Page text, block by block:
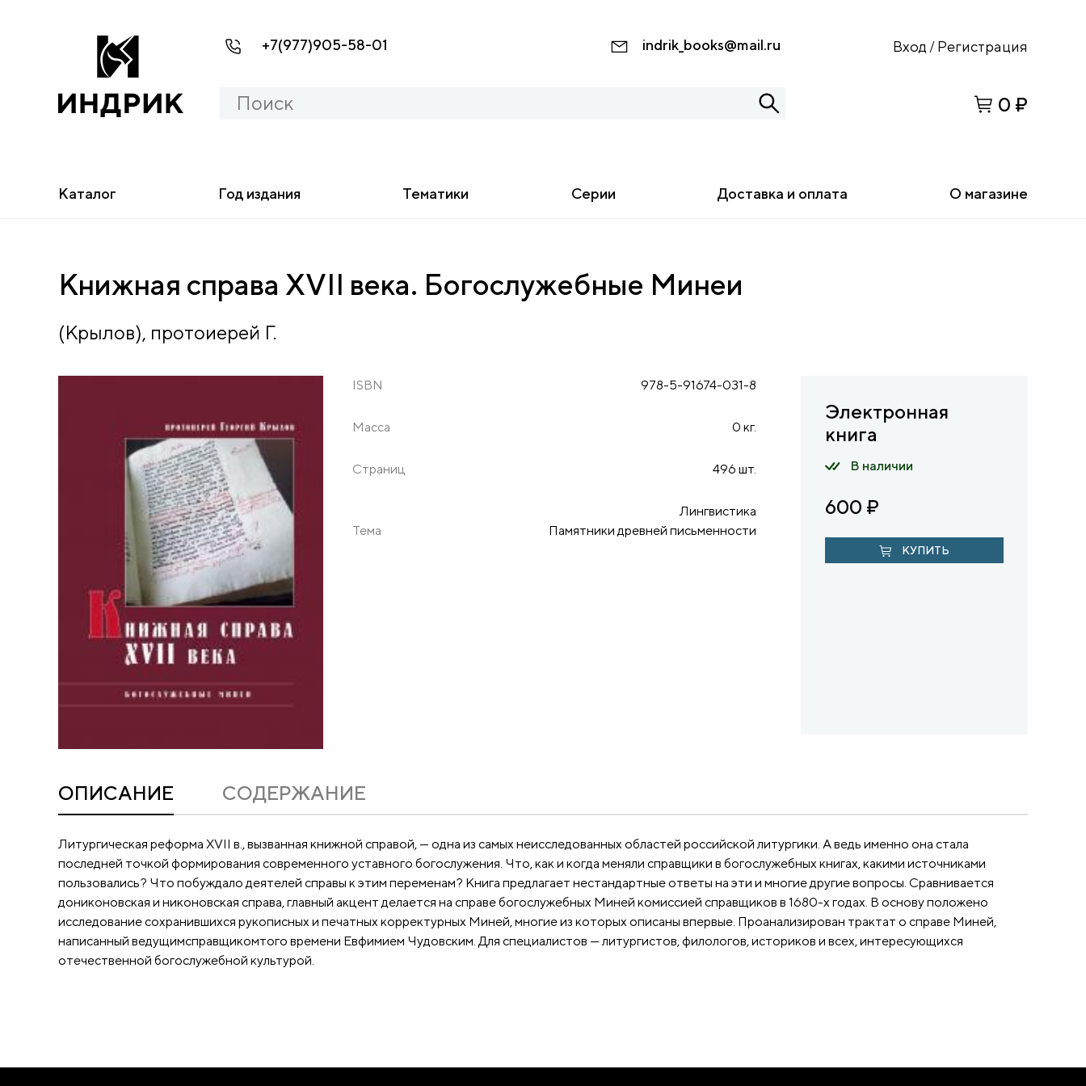
+7(977)905-58-01 indrik_books@mail.ru Вход / Регистрация
0 ₽
Каталог Год издания Тематики Серии Доставка и оплата О магазине
Книжная справа XVII века. Богослужебные Минеи
(Крылов), протоиерей Г.
ISBN 978-5-91674-031-8
Масса 0 кг.
Страниц 496 шт.
Тема
Лингвистика
Памятники древней письменности
Электронная
книга
В наличии
600 ₽
КУПИТЬ
ОПИСАНИЕ CОДЕРЖАНИЕ
Литургическая реформа XVII в., вызванная книжной справой, — одна из самых неисследованных областей российской литургики. А ведь именно она стала
последней точкой формирования современного уставного богослужения. Что, как и когда меняли справщики в богослужебных книгах, какими источниками
пользовались? Что побуждало деятелей справы к этим переменам? Книга предлагает нестандартные ответы на эти и многие другие вопросы. Сравнивается
дониконовская и никоновская справа, главный акцент делается на справе богослужебных Миней комиссией справщиков в 1680-х годах. В основу положено
исследование сохранившихся рукописных и печатных корректурных Миней, многие из которых описаны впервые. Проанализирован трактат о справе Миней,
написанный ведущимсправщикомтого времени Евфимием Чудовским. Для специалистов — литургистов, филологов, историков и всех, интересующихся
отечественной богослужебной культурой.